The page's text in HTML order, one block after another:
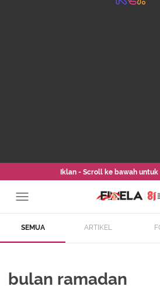
Iklan - Scroll ke bawah
SEMUA ARTIKEL
bulan ramadan